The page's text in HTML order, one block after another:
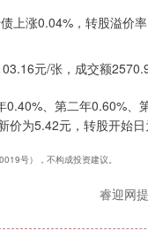
元/张，成交额
0.40%、第二年0.60%
为5.42元，转股开始
号），不构成投资建议。
睿迎网